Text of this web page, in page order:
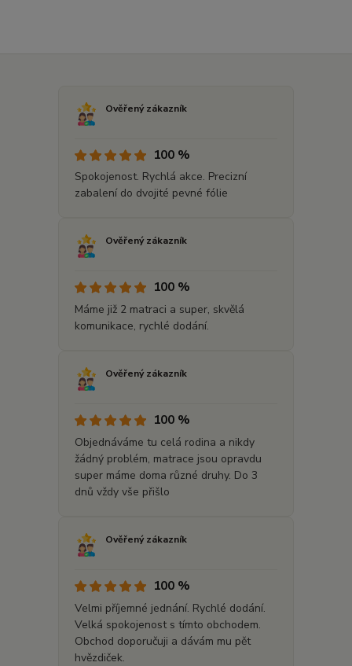
Ověřený zákazník
100 %
Spokojenost. Rychlá akce. Precizní
zabalení do dvojité pevné fólie
Ověřený zákazník
100 %
Máme již 2 matraci a super, skvělá
komunikace, rychlé dodání.
Ověřený zákazník
100 %
Objednáváme tu celá rodina a nikdy
žádný problém, matrace jsou opravdu
super máme doma různé druhy. Do 3
dnů vždy vše přišlo
Ověřený zákazník
100 %
Velmi příjemné jednání. Rychlé dodání.
Velká spokojenost s tímto obchodem.
Obchod doporučuji a dávám mu pět
hvězdiček.